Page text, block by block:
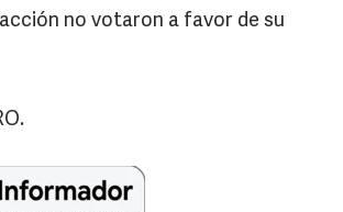
no votaron a favor de su